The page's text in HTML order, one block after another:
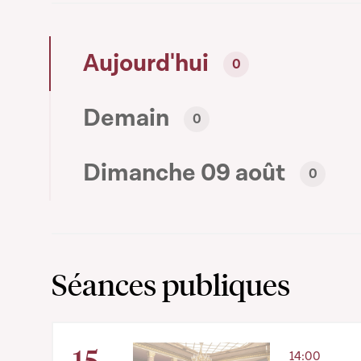
Aujourd'hui 0
Demain 0
Dimanche 09 août 0
Séances publiques
14:00